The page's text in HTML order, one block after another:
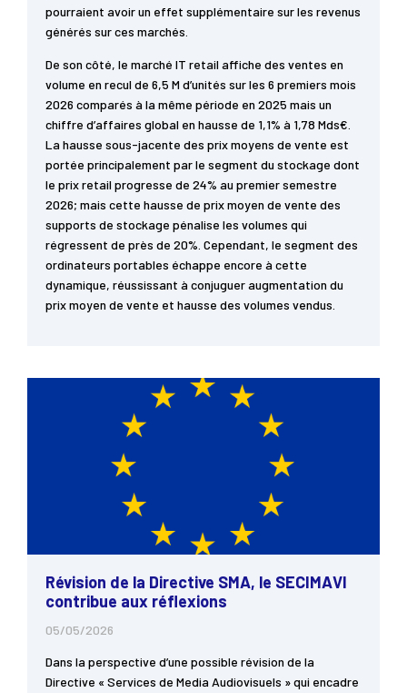
pourraient avoir un effet supplémentaire sur les revenus
générés sur ces marchés.
De son côté, le marché IT retail affiche des ventes en
volume en recul de 6,5 M d’unités sur les 6 premiers mois
2026 comparés à la même période en 2025 mais un
chiffre d’affaires global en hausse de 1,1% à 1,78 Mds€.
La hausse sous-jacente des prix moyens de vente est
portée principalement par le segment du stockage dont
le prix retail progresse de 24% au premier semestre
2026; mais cette hausse de prix moyen de vente des
supports de stockage pénalise les volumes qui
régressent de près de 20%. Cependant, le segment des
ordinateurs portables échappe encore à cette
dynamique, réussissant à conjuguer augmentation du
prix moyen de vente et hausse des volumes vendus.
Révision de la Directive SMA, le SECIMAVI
contribue aux réflexions
05/05/2026
Dans la perspective d’une possible révision de la
Directive « Services de Media Audiovisuels » qui encadre